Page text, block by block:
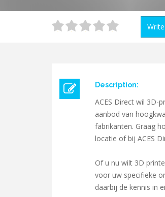
Description:
ACES Direct wil 3D-
aanbod van
fabrikanten. Graag
locatie of bij ACES
Of u nu wilt 3D
voor uw specifieke
daarbij de kennis in